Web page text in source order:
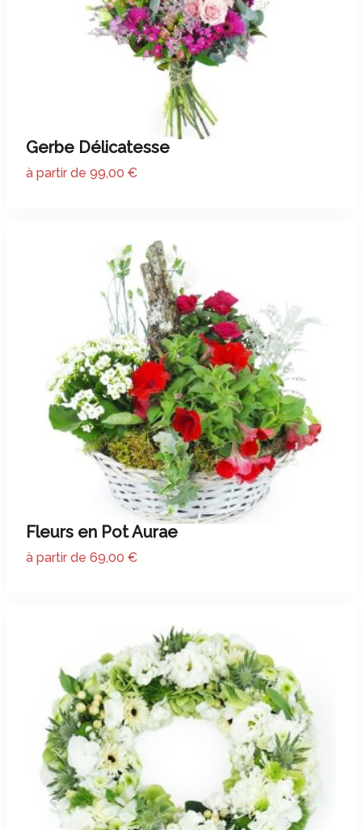
Gerbe Délicatesse
à partir de 99,00 €
Fleurs en Pot Aurae
à partir de 69,00 €